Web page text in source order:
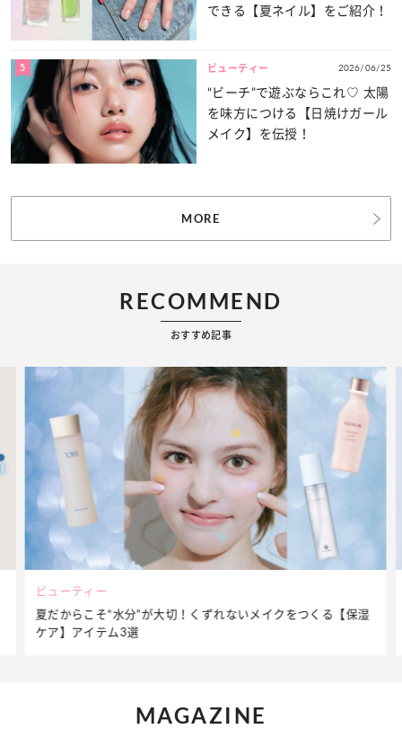
できる【夏ネイル】をご紹介！
5 ビューティー 2026/06/25
“ビーチ”で遊ぶならこれ♡ 太陽
を味方につける【日焼けガール
メイク】を伝授！
MORE
RECOMMEND
おすすめ記事
いメイクをつくる【保湿
簡単アレンジで別人顔に♡ こなれ感たっ
MAGAZINE